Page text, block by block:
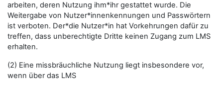
arbeiten, deren Nutzung ihm*ihr gestattet wurde. Die
Weitergabe von Nutzer*innenkennungen und Passwörtern
ist verboten. Der*die Nutzer*in hat Vorkehrungen dafür zu
treffen, dass unberechtigte Dritte keinen Zugang zum LMS
erhalten.
(2) Eine missbräuchliche Nutzung liegt insbesondere vor,
wenn über das LMS